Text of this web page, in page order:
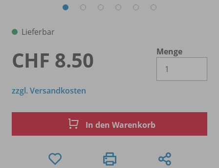
Lieferbar
CHF 8.50
Menge
zzgl. Versandkosten
In den Warenkorb